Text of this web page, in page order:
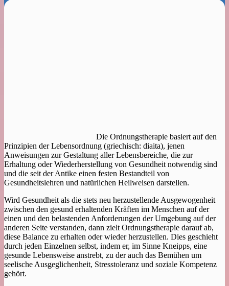
Die Ordnungstherapie basiert auf den
Prinzipien der Lebensordnung (griechisch: diaita), jenen
Anweisungen zur Gestaltung aller Lebensbereiche, die zur
Erhaltung oder Wiederherstellung von Gesundheit notwendig sind
und die seit der Antike einen festen Bestandteil von
Gesundheitslehren und natürlichen Heilweisen darstellen.
Wird Gesundheit als die stets neu herzustellende Ausgewogenheit
zwischen den gesund erhaltenden Kräften im Menschen auf der
einen und den belastenden Anforderungen der Umgebung auf der
anderen Seite verstanden, dann zielt Ordnungstherapie darauf ab,
diese Balance zu erhalten oder wieder herzustellen. Dies geschieht
durch jeden Einzelnen selbst, indem er, im Sinne Kneipps, eine
gesunde Lebensweise anstrebt, zu der auch das Bemühen um
seelische Ausgeglichenheit, Stresstoleranz und soziale Kompetenz
gehört.